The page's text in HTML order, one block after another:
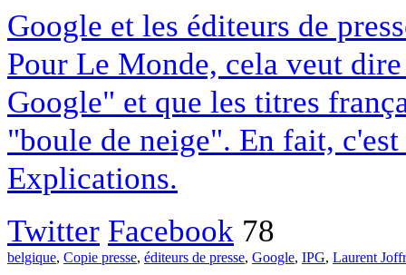
Google et les éditeurs de
Pour Le Monde, cela veut
Google" et que les titres
"boule de neige". En fait,
Explications.
Twitter Facebook 78
belgique, Copie presse, éditeurs de presse, Google, IPG, Laurent